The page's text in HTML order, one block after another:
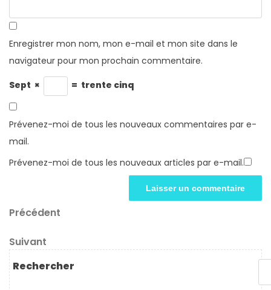
Enregistrer mon nom, mon e-mail et mon site dans le
navigateur pour mon prochain commentaire.
Sept × = trente cinq
Prévenez-moi de tous les nouveaux commentaires par e-
mail.
Prévenez-moi de tous les nouveaux articles par e-mail.
Navigation
de
l’article
Article
Précédent
Article
suivant
Suivant
Rechercher